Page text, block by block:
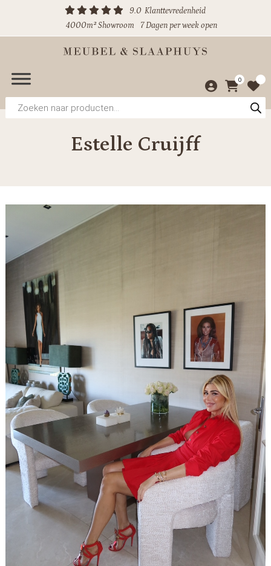
9.0 Klanttevredenheid
4000m² Showroom
7 Dagen per week open
0
Producten
zoeken
Estelle Cruijff